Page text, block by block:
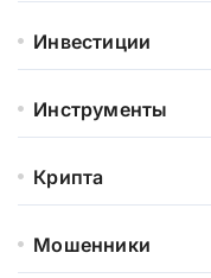
Инвестиции
Инструменты
Крипта
Мошенники